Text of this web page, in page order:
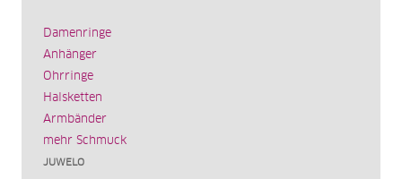
Damenringe
Anhänger
Ohrringe
Halsketten
Armbänder
mehr Schmuck
JUWELO